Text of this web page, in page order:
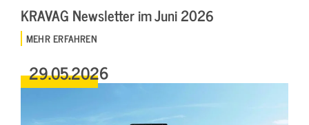
KRAVAG Newsletter im Juni 2026
MEHR ERFAHREN
29.05.2026